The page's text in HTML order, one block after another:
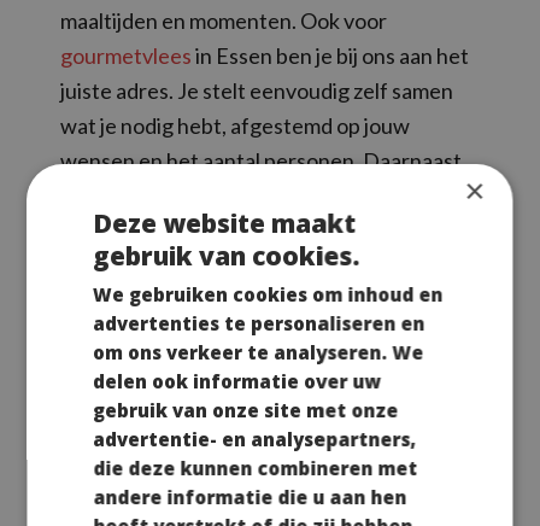
maaltijden en momenten. Ook voor
gourmetvleesin Essen ben je bij ons aan het
juiste adres. Je stelt eenvoudig zelf samen
wat je nodig hebt, afgestemd op jouw
wensen en het aantal personen. Daarnaast
schalen voor feestjes en bijeenkomsten.
Alles wordt vers bereid en overzichtelijk
geleverd, zodat jij er geen omkijken naar
hebt en direct kunt genieten.
BEKIJK ZE HIER
×
Deze website maakt
gebruik van cookies.
We gebruiken cookies om inhoud en
advertenties te personaliseren en
om ons verkeer te analyseren. We
delen ook informatie over uw
gebruik van onze site met onze
advertentie- en analysepartners,
die deze kunnen combineren met
andere informatie die u aan hen